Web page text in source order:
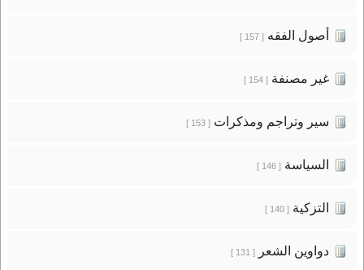
أصول الفقه[ 157 ]
غير مصنفة[ 154 ]
سير وتراجم ومذكرات[ 153 ]
السياسة[ 146 ]
التزكية[ 140 ]
دواوين الشعر[ 131 ]